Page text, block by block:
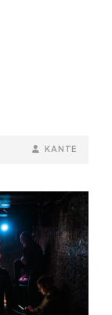
BY
BYLINEKANTE